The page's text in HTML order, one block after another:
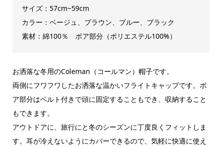
サイズ：57cm~59cm
カラー：ベージュ、ブラウン、ブルー、ブラック
素材：綿100％ ボア部分（ポリエステル100%）
お洒落な冬用のColeman（コールマン）帽子です。
両側にフワフワしたお洒落な温かいフライトキャップです。ボ
ア部分はベルト付きで頭に固定することもでき、収納すること
もできます。
アウトドアに、旅行にと冬のシーズンに丁度良くフィットしま
す。耳が冷えないようにカバーできるので、気軽に快適に使え